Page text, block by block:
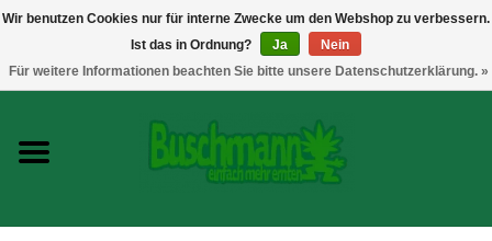
Growshop
Messtechnik
Wir benutzen Cookies nur für interne Zwecke um den Webshop zu verbessern.
Ist das in Ordnung?
Ja
Nein
Für weitere Informationen beachten Sie bitte unsere Datenschutzerklärung. »